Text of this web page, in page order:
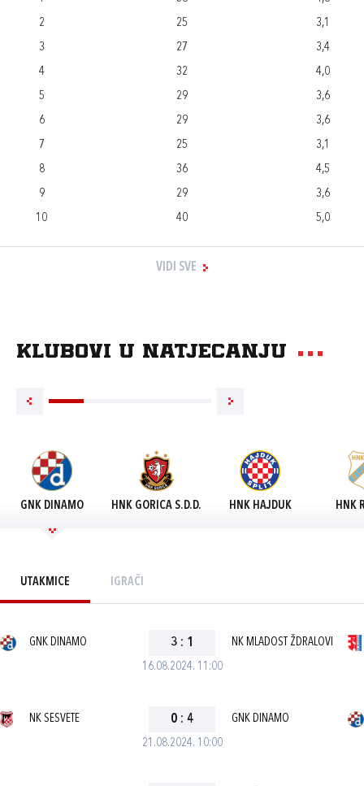
2
25
3,1
3
27
3,4
4
32
4,0
5
29
3,6
6
29
3,6
7
25
3,1
8
36
4,5
9
29
3,6
10
40 5,0
VIDI SVE
Klubovi u natjecanju
GNK DINAMO HNK GORICA S.D.D. HNK HAJDUK HNK
UTAKMICE IGRAČI
16.08.2024. 11:00
GNK DINAMO 3 : 1 NK MLADOST ŽDRALOVI
21.08.2024. 10:00
NK SESVETE 0 : 4 GNK DINAMO